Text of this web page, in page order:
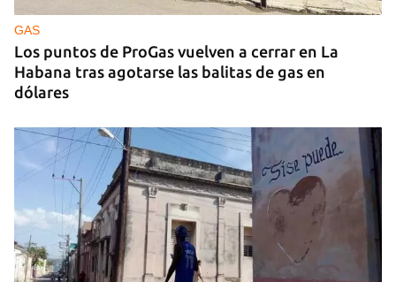
ruso, esta vez en los Urales
GAS
Los puntos de ProGas vuelven a cerrar en La
Habana tras agotarse las balitas de gas en
dólares